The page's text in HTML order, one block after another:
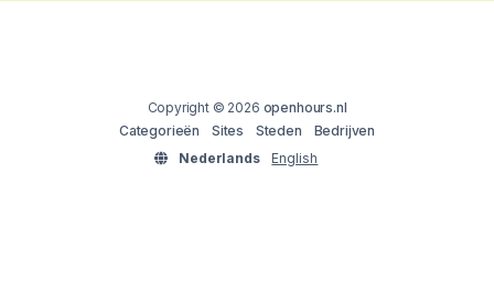
Copyright © 2026 openhours.nl
Categorieën
Sites Steden
Bedrijven
Nederlands
English